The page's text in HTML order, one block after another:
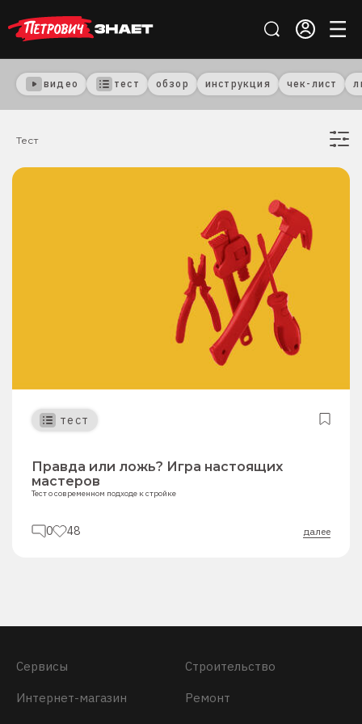
видео тест обзор инструкция чек-лист
Тест
тест
Правда или ложь? Игра настоящих
мастеров
Тест о современном подходе к стройке
0 48 далее
Сервисы
Интернет-магазин
Строительство
Ремонт